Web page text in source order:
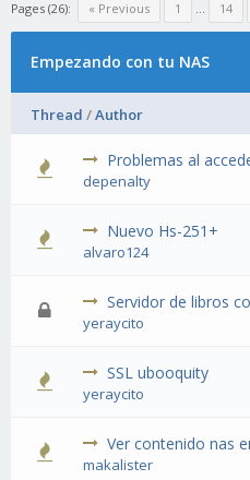
Pages (26): « Previous 1 … 14
Empezando con tu NAS
Thread /Author
Problemas al
depenalty
Nuevo Hs-251+
alvaro124
Servidor de libros
yeraycito
SSL ubooquity
yeraycito
Ver contenido nas
makalister